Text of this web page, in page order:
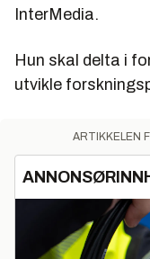
InterMedia.
Hun skal delta i
utvikle
ARTIKKELEN